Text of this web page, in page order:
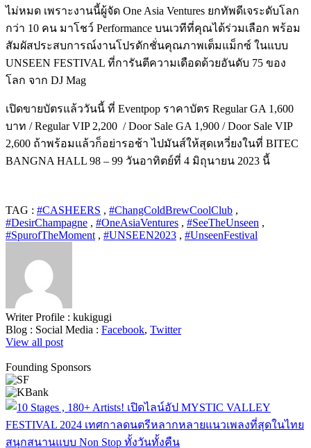
ไม่หมด เพราะงานนี้ผู้จัด One Asia Ventures ยกทัพดีเจระดับโลก
กว่า 10 คน มาโชว์ Performance บนเวทีที่คุณได้ร่วมเลือก พร้อม
สัมผัสประสบการณ์งานโปรดักชั่นคุณภาพเต็มแม็กซ์ ในแบบ
UNSEEN FESTIVAL ที่การันตีความเดือดด้วยอันดับ 75 ของ
โลก จาก DJ Mag
เปิดขายบัตรแล้ววันนี้ ที่ Eventpop ราคาบัตร Regular GA 1,600
บาท / Regular VIP 2,200 / Door Sale GA 1,900 / Door Sale VIP
2,600 ถ้าพร้อมแล้วก็อย่ารอช้า ไปมันส์ให้สุดเหวี่ยงในที่ BITEC
BANGNA HALL 98 – 99 วันอาทิตย์ที่ 4 มิถุนายน 2023 นี้
TAG : #CASHEERS , #ChangColdBrewCoolClub ,
#DesirChampagne , #OneAsiaVentures , #SeeTheUnseen ,
#SpurofTheMoment , #UNSEEN2023 , #UnseenFestival
Writer Profile : kukigugi
Blog : Social Media : Facebook, Twitter
View all post
Founding Sponsors